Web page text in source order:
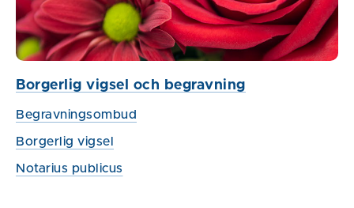
Borgerlig vigsel och begravning
Begravningsombud
Borgerlig vigsel
Notarius publicus